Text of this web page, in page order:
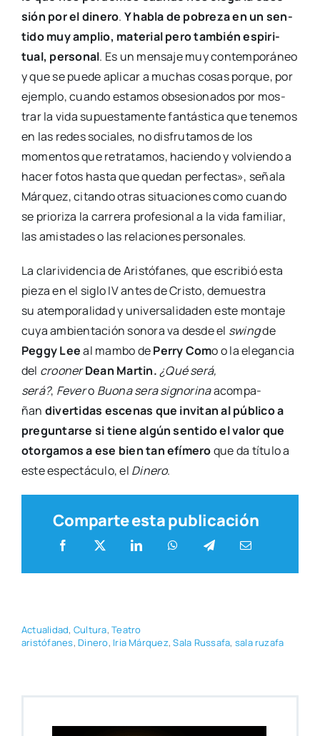
sión por el dine­ro. Y habla de pobre­za en un sen­
ti­do muy amplio, mate­rial pero tam­bién espi­ri­
tual, per­so­nal. Es un men­sa­je muy con­tem­po­rá­neo
y que se pue­de apli­car a muchas cosas por­que, por
ejem­plo, cuan­do esta­mos obse­sio­na­dos por mos­
trar la vida supues­ta­men­te fan­tás­ti­ca que tene­mos
en las redes socia­les, no dis­fru­ta­mos de los
momen­tos que retra­ta­mos, hacien­do y vol­vien­do a
hacer fotos has­ta que que­dan per­fec­tas», seña­la
Már­quez, citan­do otras situa­cio­nes como cuan­do
se prio­ri­za la carre­ra pro­fe­sio­nal a la vida fami­liar,
las amis­ta­des o las rela­cio­nes per­so­na­les.
La cla­ri­vi­den­cia de Aris­tó­fa­nes, que escri­bió esta
pie­za en el siglo IV antes de Cris­to, demues­tra
su atem­po­ra­li­dad y uni­ver­sa­li­da­den este mon­ta­je
cuya ambien­ta­ción sono­ra va des­de el swingde
Peggy Leeal mam­bo dePerry Como o la ele­gan­cia
del croo­nerDean Mar­tin. ¿Qué será,
será?, Fevero Buo­na sera sig­no­ri­naacom­pa­
ñan diver­ti­das esce­nas que invi­tan al públi­co a
pre­gun­tar­se si tie­ne algún sen­ti­do el valor que
otor­ga­mos a ese bien tan efí­me­roque da títu­lo a
este espec­tácu­lo, el Dine­ro.
Comparte esta publicación
Actua­li­dad, Cul­tu­ra,Tea­tro
aris­tó­fa­nes, Dine­ro, Iria Már­quez,Sala Rus­sa­fa, sala ruza­fa